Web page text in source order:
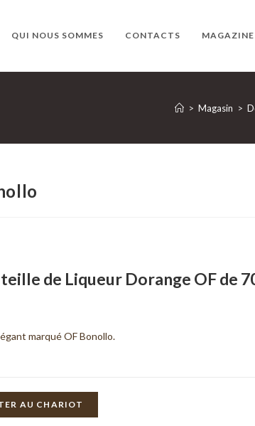
QUI NOUS SOMMES CONTACTS MAGAZINE
> Magasin >
de Liqueur Dorange OF de
marqué OF Bonollo.
AU CHARIOT